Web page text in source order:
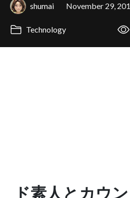
shumai November 29,
Technology
ド素人とカウ